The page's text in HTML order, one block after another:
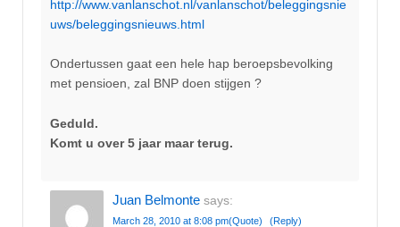
http://www.vanlanschot.nl/vanlanschot/beleggingsnie
uws/beleggingsnieuws.html
Ondertussen gaat een hele hap beroepsbevolking
met pensioen, zal BNP doen stijgen ?
Geduld.
Komt u over 5 jaar maar terug.
Juan Belmonte says:
March 28, 2010 at 8:08 pm(Quote) (Reply)